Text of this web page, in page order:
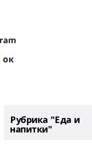
Рубрика "Еда и
напитки"